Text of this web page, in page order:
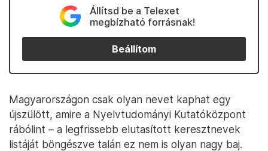
Állítsd be a Telexet
megbízható forrásnak!
Beállítom
Magyarországon csak olyan nevet kaphat egy
újszülött, amire a Nyelvtudományi Kutatóközpont
rábólint – a legfrissebb elutasított keresztnevek
listáját böngészve talán ez nem is olyan nagy baj.